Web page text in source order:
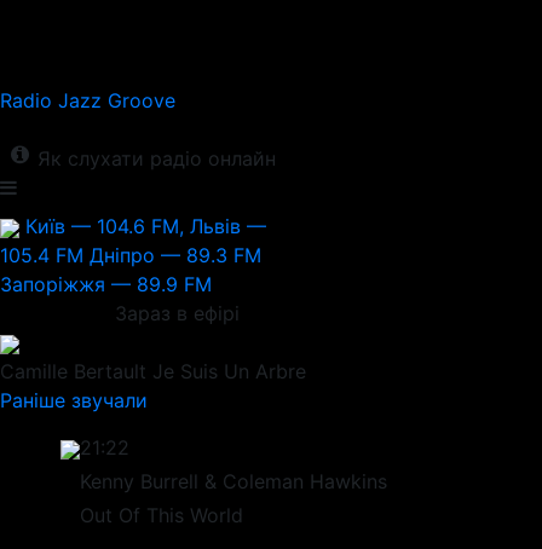
Radio Jazz Groove
Як слухати радіо онлайн
Київ — 104.6 FM, Львів —
105.4 FM Дніпро — 89.3 FM
Запоріжжя — 89.9 FM
Зараз в ефірі
Camille Bertault Je Suis Un Arbre
Раніше звучали
21:22
Kenny Burrell & Coleman Hawkins
Out Of This World